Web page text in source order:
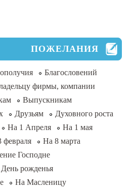
ПОЖЕЛАНИЯ
Благословений
фирмы, компании
Выпускникам
Друзьям
Духовного роста
На 1 Апреля
На 1 мая
февраля
На 8 марта
Господне
рожденья
На Масленицу